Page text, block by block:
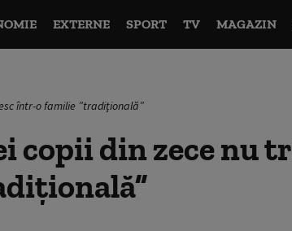
EXTERNE SPORT TV MAGAZIN
într-o familie ”tradiţională”
copii din zece nu